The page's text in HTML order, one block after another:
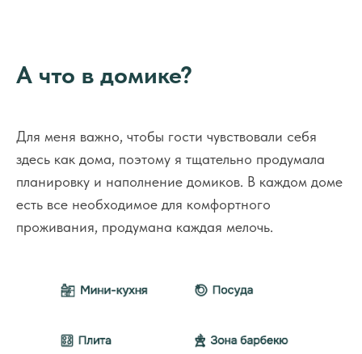
А что в домике?
Для меня важно, чтобы гости чувствовали себя
здесь как дома, поэтому я тщательно продумала
планировку и наполнение домиков. В каждом доме
есть все необходимое для комфортного
проживания, продумана каждая мелочь.